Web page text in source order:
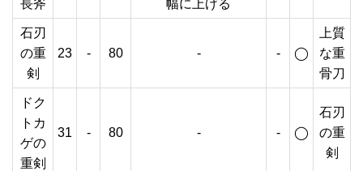
長斧 幅に上げる
石刃
の重
剣
23 - 80 - - ◯
上質
な重
骨刀
ドク
トカ
ゲの
重剣
31 - 80 - - ◯
石刃
の重
剣